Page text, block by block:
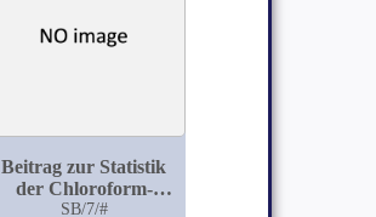
Beitrag zur Statistik
der Chloroform-
Narkosen
SB/7/#